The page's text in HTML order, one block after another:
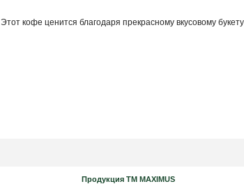
Этот кофе ценится благодаря прекрасному вкусовому
Продукция ТМ MAXIMUS